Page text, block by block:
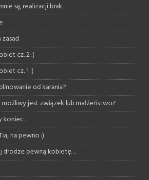
są, realizacji brak…
cz. 2 :)
cz. 1 :)
od karania?
możliwy jest związek lub małżeństwo?
koniec…
na pewno :)
drodze pewną kobietę…